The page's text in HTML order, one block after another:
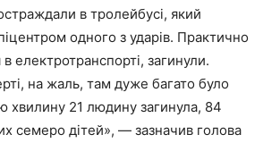
в тролейбусі, який
одного з ударів. Практично
в електротранспорті, загинули.
на жаль, там дуже багато було
хвилину 21 людину загинула, 84
семеро дітей», — зазначив голова